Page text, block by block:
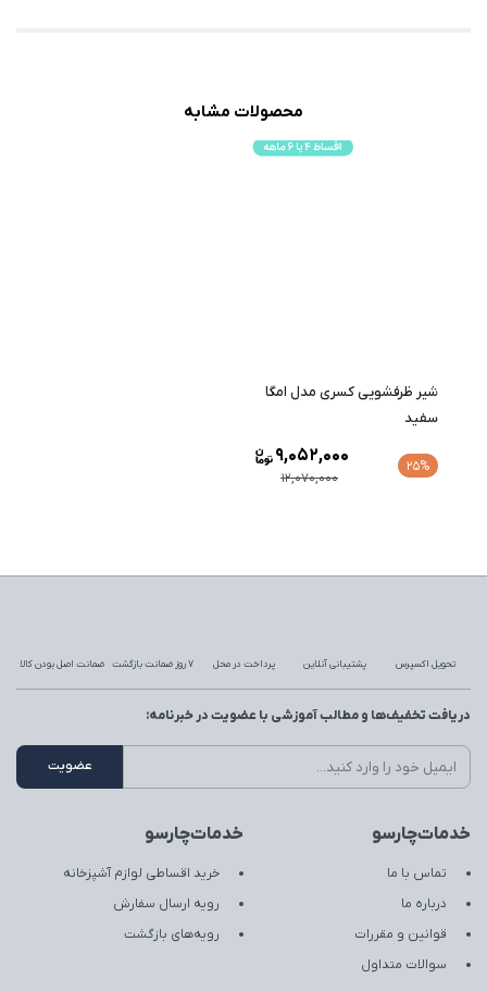
محصولات مشابه
شیر ظرفشویی کسری مدل امگا
سفید
25%
12,070,000
9,052,000
تحویل اکسپرس پشتیبانی آنلاین پرداخت در محل 7 روز ضمانت بازگشت ضمانت اصل بودن کالا
خدمات‌چارسو
تماس با ما
درباره ما
قوانین و مقررات
سوالات متداول
خدمات‌چارسو
خرید اقساطی لوازم آشپزخانه
رویه ارسال سفارش
رویه‌های بازگشت
دریافت تخفیف‌ها و مطالب آموزشی با عضویت در خبرنامه: